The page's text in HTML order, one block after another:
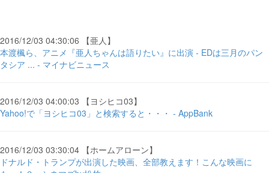
2016/12/03 04:30:06 【亜人】
本渡楓ら、アニメ『亜人ちゃんは語りたい』に出演 - EDは三月のパン
タシア ... - マイナビニュース
2016/12/03 04:00:03 【ヨシヒコ03】
Yahoo!で「ヨシヒコ03」と検索すると・・・ - AppBank
2016/12/03 03:30:04 【ホームアローン】
ドナルド・トランプが出演した映画、全部教えます！こんな映画に